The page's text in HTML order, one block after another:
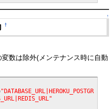
↑
†
数は除外(メンテナンス時に自動
"DATABASE_URL|HEROKU_POSTGR